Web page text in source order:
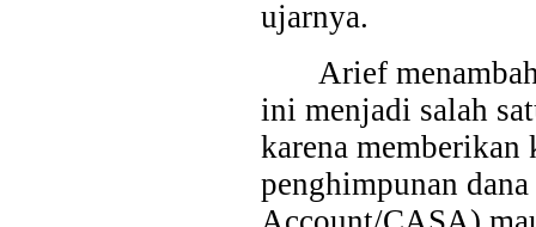
ujarnya.
Arief
ini menjadi salah
karena
penghimpunan